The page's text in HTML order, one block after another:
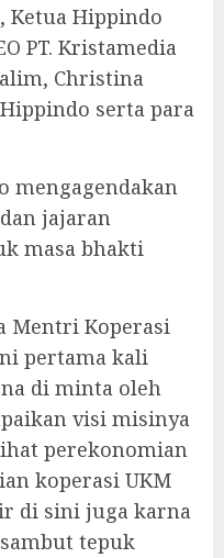
Ketua Hippindo
PT. Kristamedia
Christina
serta para
mengagendakan
jajaran
masa bhakti
Mentri Koperasi
pertama kali
di minta oleh
visi misinya
perekonomian
koperasi UKM
di sini juga karna
tepuk